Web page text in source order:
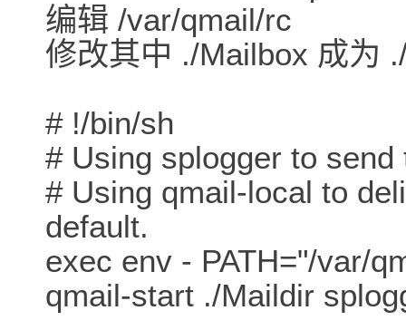
编辑 /var/qmail/rc
修改其中 ./Mailbox 成为
# !/bin/sh
# Using splogger to
# Using qmail-local to
default.
exec env - PATH="/var/
qmail-start ./Maildir